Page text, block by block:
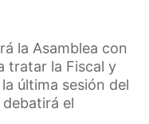
la Asamblea con
tratar la Fiscal y
última sesión del
el